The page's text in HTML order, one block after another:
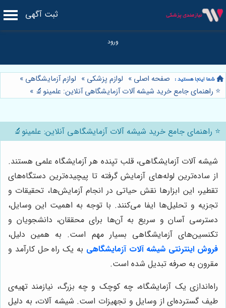
ثبت آگهی
صفحه اصلی » لوازم پزشکی » لوازم آزمایشگاهی »
⭐️ راهنمای جامع خرید شیشه آلات آزمایشگاهی آنلاین: علمینو🔬 »
⭐️ راهنمای جامع خرید شیشه آلات آزمایشگاهی آنلاین: علمینو🔬
شیشه آلات آزمایشگاهی، قلب تپنده هر آزمایشگاه علمی هستند.
از ساده‌ترین لوله‌های آزمایش گرفته تا پیچیده‌ترین دستگاه‌های
تقطیر، این ابزارها نقش حیاتی در انجام آزمایش‌ها، تحقیقات و
تجزیه و تحلیل‌ها ایفا می‌کنند. با توجه به اهمیت این وسایل،
دسترسی آسان و سریع به آن‌ها برای محققان، دانشجویان و
تکنسین‌های آزمایشگاهی بسیار مهم است. به همین دلیل،
فروش اینترنتی شیشه آلات آزمایشگاهی به یک راه حل کارآمد و
مقرون به صرفه تبدیل شده است.
راه‌اندازی یک آزمایشگاه، چه کوچک و چه بزرگ، نیازمند تهیه‌ی
طیف گسترده‌ای از وسایل و تجهیزات است. شیشه آلات، به دلیل